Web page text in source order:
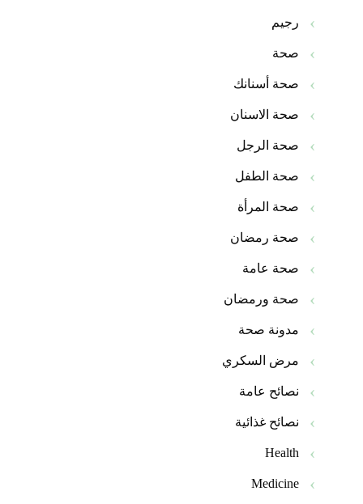
رجيم
صحة
صحة أسنانك
صحة الاسنان
صحة الرجل
صحة الطفل
صحة المرأة
صحة رمضان
صحة عامة
صحة ورمضان
مدونة صحة
مرض السكري
نصائح عامة
نصائح غذائية
Health
Medicine